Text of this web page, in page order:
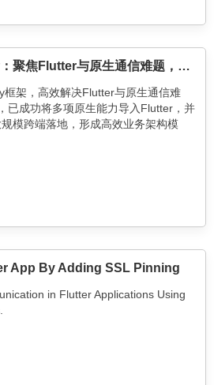
滴滴开源新项目Unify：聚焦Flutter与原生通信难题，助力跨端应用落地
框架，高效解决Flutter与原生通信难
已成功将多项原生能力导入Flutter，并
模跨端落地，形成高效业务架构模
App By Adding SSL Pinning
in Flutter Applications Using